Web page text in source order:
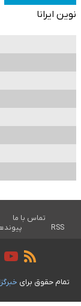
نوین ایرانا
تماس با ما
RSS
تمام حقوق برای